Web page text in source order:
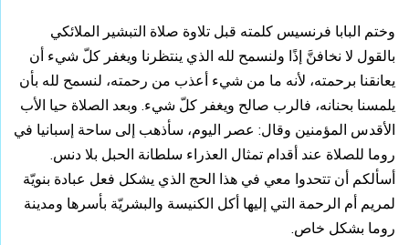
وختم البابا فرنسيس كلمته قبل تلاوة صلاة التبشير الملائكي
بالقول لا نخافنَّ إذًا ولنسمح لله الذي ينتظرنا ويغفر كلّ شيء أن
يعانقنا برحمته، لأنه ما من شيء أعذب من رحمته، لنسمح لله بأن
يلمسنا بحنانه، فالرب صالح ويغفر كلّ شيء. وبعد الصلاة حيا الأب
الأقدس المؤمنين وقال: عصر اليوم، سأذهب إلى ساحة إسبانيا في
روما للصلاة عند أقدام تمثال العذراء سلطانة الحبل بلا دنس.
أسألكم أن تتحدوا معي في هذا الحج الذي يشكل فعل عبادة بنويّة
لمريم أم الرحمة التي إليها أكل الكنيسة والبشريّة بأسرها ومدينة
روما بشكل خاص.